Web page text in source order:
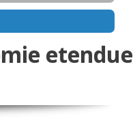
etendue